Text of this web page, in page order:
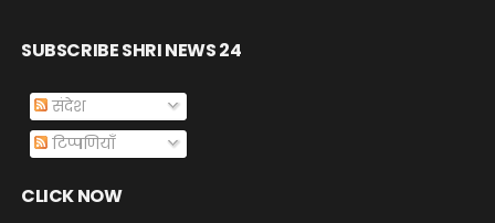
SUBSCRIBE SHRI NEWS 24
संदेश
टिप्पणियाँ
CLICK NOW